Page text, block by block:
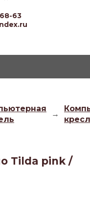
63
→
Tilda pink /